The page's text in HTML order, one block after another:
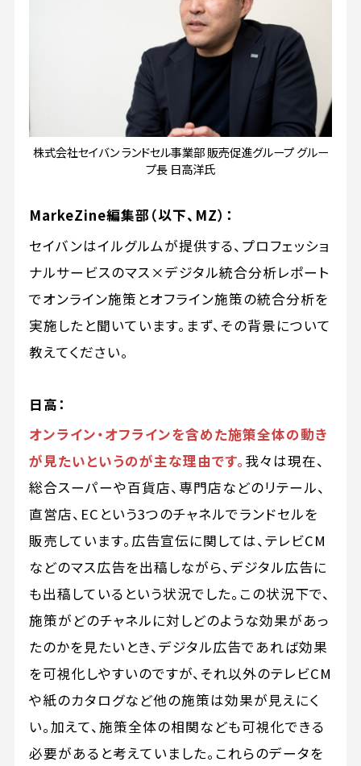
株式会社セイバン ランドセル事業部 販売促進グループ グルー
プ長 日高洋氏
MarkeZine編集部 （以下、MZ）：
セイバンはイルグルムが提供する、プロフェッショ
ナルサービスのマス×デジタル統合分析レポート
でオンライン施策とオフライン施策の統合分析を
実施したと聞いています。まず、その背景について
教えてください。
日高：
オンライン・オフラインを含めた施策全体の動き
が見たいというのが主な理由です。 我々は現在、
総合スーパーや百貨店、専門店などのリテール、
直営店、ECという3つのチャネルでランドセルを
販売しています。広告宣伝に関しては、テレビCM
などのマス広告を出稿しながら、デジタル広告に
も出稿しているという状況でした。この状況下で、
施策がどのチャネルに対しどのような効果があっ
たのかを見たいとき、デジタル広告であれば効果
を可視化しやすいのですが、それ以外のテレビCM
や紙のカタログなど他の施策は効果が見えにく
い。加えて、施策全体の相関なども可視化できる
必要があると考えていました。これらのデータを